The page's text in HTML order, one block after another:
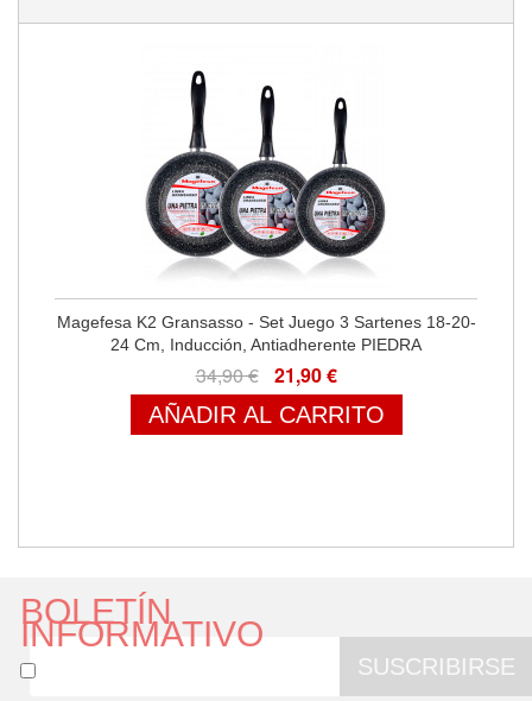
Magefesa K2 Gransasso - Set Juego 3 Sartenes 18-20-
24 Cm, Inducción, Antiadherente PIEDRA
34,90 € 21,90 €
AÑADIR AL CARRITO
BOLETÍN
INFORMATIVO
SUSCRIBIRSE